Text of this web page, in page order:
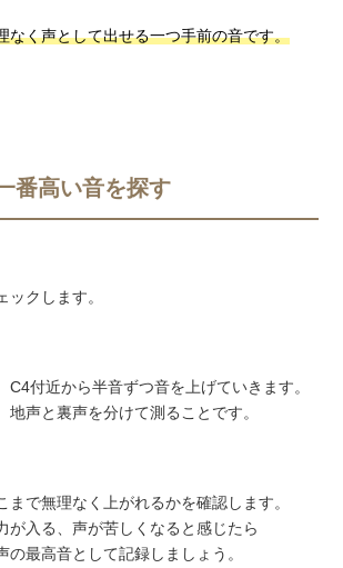
なく声として出せる一つ手前の音です。
番高い音を探す
ックします。
C4付近から半音ずつ音を上げていきます。
地声と裏声を分けて測ることです。
まで無理なく上がれるかを確認します。
が入る、声が苦しくなると感じたら
の最高音として記録しましょう。